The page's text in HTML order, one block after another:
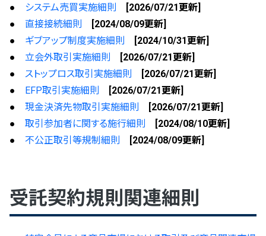
●
システム売買実施細則
[2026/07/21更新]
● 直接接続細則
[2024/08/09更新]
● ギブアップ制度実施細則
[2024/10/31更新]
● 立会外取引実施細則
[2026/07/21更新]
● ストップロス取引実施細則
[2026/07/21更新]
● EFP取引実施細則
[2026/07/21更新]
● 現金決済先物取引実施細則
[2026/07/21更新]
● 取引参加者に関する施行細則
[2024/08/10更新]
● 不公正取引等規制細則 [2024/08/09更新]
受託契約規則関連細則